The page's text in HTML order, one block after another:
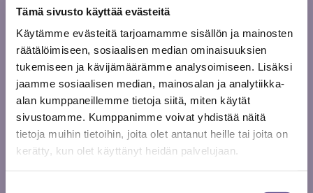
Tämä sivusto käyttää evästeitä
Käytämme evästeitä tarjoamamme sisällön ja mainosten
räätälöimiseen, sosiaalisen median ominaisuuksien
tukemiseen ja kävijämäärämme analysoimiseen. Lisäksi
jaamme sosiaalisen median, mainosalan ja analytiikka-
alan kumppaneillemme tietoja siitä, miten käytät
sivustoamme. Kumppanimme voivat yhdistää näitä
tietoja muihin tietoihin, joita olet antanut heille tai joita on
kerätty, kun olet käyttänyt heidän palvelujaan.
teattereihin sovelletaan mm. eri tartuntatautilain
pykäliä, mutta lainsäätäjän pitäisi nähdä tässä isompi
ongelma sekä tartuntatautilain uudistustarve.
Eriarvoisuuden kokemusta voisi helpottaa se, että
sama instanssi päättäisi yhdenveroisesti kaikista
rajoituksista jatkossa, sillä korona tai muut
tartuntataudit eivät lopu maailmasta helmikuussa
2022.